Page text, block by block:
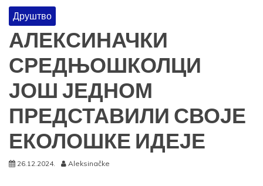
Друштво
АЛЕКСИНАЧКИ
СРЕДЊОШКОЛЦИ
ЈОШ ЈЕДНОМ
ПРЕДСТАВИЛИ СВОЈЕ
ЕКОЛОШКЕ ИДЕЈЕ
26.12.2024. Aleksinačke